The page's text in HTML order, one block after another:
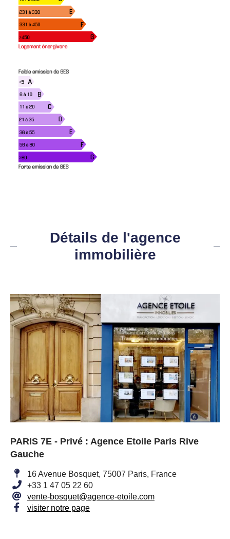
Détails de l'agence
immobilière
PARIS 7E - Privé : Agence Etoile Paris Rive
Gauche
16 Avenue Bosquet, 75007 Paris, France
+33 1 47 05 22 60
vente-bosquet@agence-etoile.com
visiter notre page